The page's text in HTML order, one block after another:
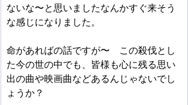
ないな〜と思いましたなんかすぐ来そう
な感じになりました。
命があればの話ですが〜　この殺伐とし
た今の世の中でも、皆様も心に残る思い
出の曲や映画曲などあるんじゃないでし
ょうか？